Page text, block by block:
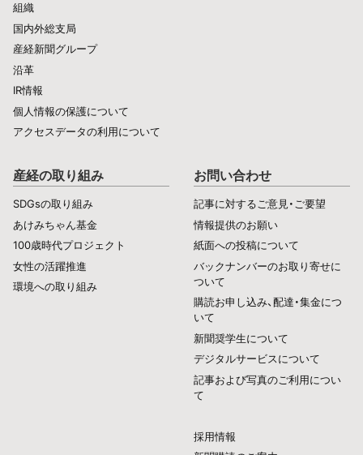
組織
国内外総支局
産経新聞グループ
沿革
IR情報
個人情報の保護について
アクセスデータの利用について
産経の取り組み
SDGsの取り組み
あけみちゃん基金
100歳時代プロジェクト
女性の活躍推進
環境への取り組み
お問い合わせ
記事に対するご意見・ご要望
情報提供のお願い
紙面への投稿について
バックナンバーのお取り寄せに
ついて
購読お申し込み、配達・集金につ
いて
新聞奨学生について
デジタルサービスについて
記事および写真のご利用につい
て
採用情報